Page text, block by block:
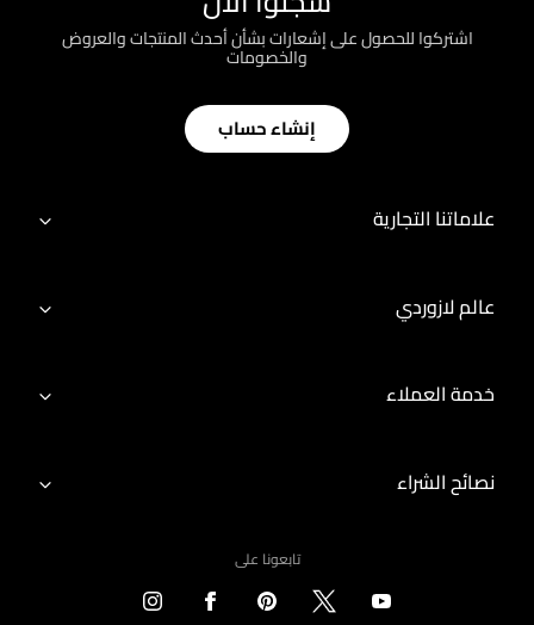
اشتركوا للحصول على إشعارات بشأن أحدث المنتجات والعروض
والخصومات
إنشاء حساب
علاماتنا التجارية
عالم لازوردي
خدمة العملاء
نصائح الشراء
تابعونا على